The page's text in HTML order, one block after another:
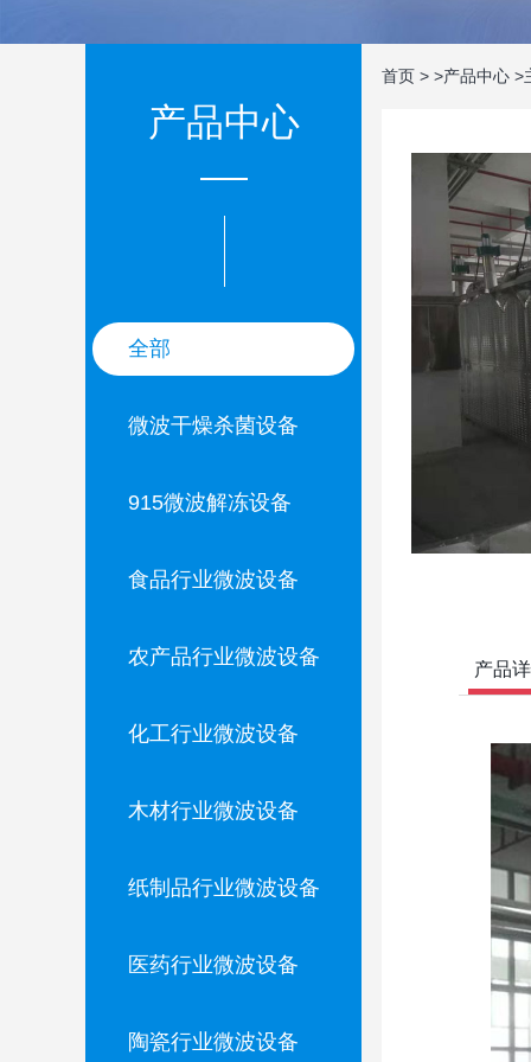
产品中心
全部
微波干燥杀菌设备
915微波解冻设备
食品行业微波设备
农产品行业微波设备
化工行业微波设备
木材行业微波设备
纸制品行业微波设备
医药行业微波设备
陶瓷行业微波设备
首页 > >产品中心 >
产品